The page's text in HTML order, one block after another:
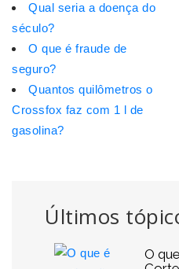
Últimos
O
Qual seria a doença do
século?
O que é fraude de
seguro?
Quantos quilômetros o
Crossfox faz com 1 l de
gasolina?